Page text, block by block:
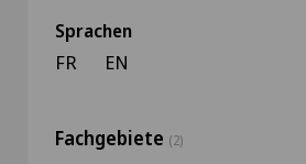
Sprachen
FR EN
Fachgebiete (2)